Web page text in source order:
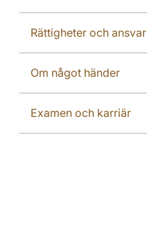
Rättigheter och ansvar
Om något händer
Examen och karriär